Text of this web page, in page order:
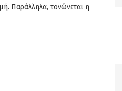
Παράλληλα, τονώνεται η